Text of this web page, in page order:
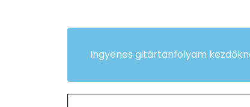
Ingyenes gitártanfolyam